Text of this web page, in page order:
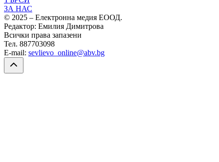
ЗА НАС
© 2025 – Електронна медия ЕООД.
Редактор: Емилия Димитрова
Всички права запазени
Тел. 887703098
E-mail: sevlievo_online@abv.bg